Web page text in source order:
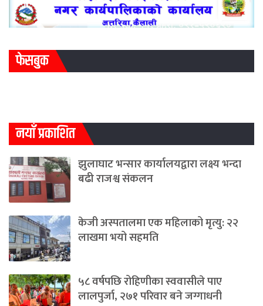
फेसबुक
नयाँ प्रकाशित
झुलाघाट भन्सार कार्यालयद्वारा लक्ष्य भन्दा
बढी राजश्व संकलन
केजी अस्पतालमा एक महिलाको मृत्यु: २२
लाखमा भयो सहमति
५८ वर्षपछि रोहिणीका स्ववासीले पाए
लालपुर्जा, २७१ परिवार बने जग्गाधनी